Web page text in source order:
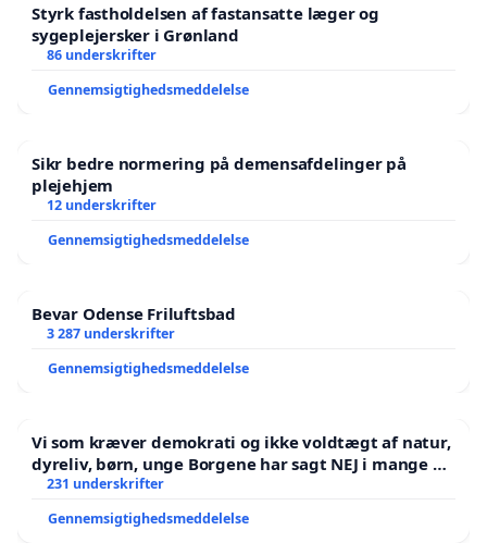
Styrk fastholdelsen af fastansatte læger og
sygeplejersker i Grønland
86 underskrifter
Gennemsigtighedsmeddelelse
Sikr bedre normering på demensafdelinger på
plejehjem
12 underskrifter
Gennemsigtighedsmeddelelse
Bevar Odense Friluftsbad
3 287 underskrifter
Gennemsigtighedsmeddelelse
Vi som kræver demokrati og ikke voldtægt af natur,
dyreliv, børn, unge Borgene har sagt NEJ i mange år.
Der er
231 underskrifter
Gennemsigtighedsmeddelelse